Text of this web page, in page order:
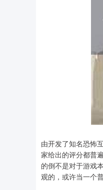
由开发了知名恐怖
家给出的评分都普
的倒不是对于游戏
观的，或许当一个